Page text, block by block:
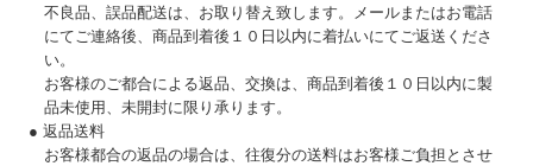
不良品、誤品配送は、お取り替え致します。メールまたはお電話
にてご連絡後、商品到着後１０日以内に着払いにてご返送くださ
い。
お客様のご都合による返品、交換は、商品到着後１０日以内に製
品未使用、未開封に限り承ります。
● 返品送料
お客様都合の返品の場合は、往復分の送料はお客様ご負担とさせ